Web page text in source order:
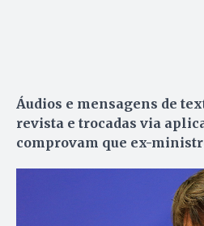
Áudios e mensagens de
revista e trocadas via
comprovam que ex-